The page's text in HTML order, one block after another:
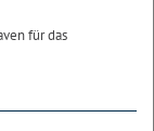
für das